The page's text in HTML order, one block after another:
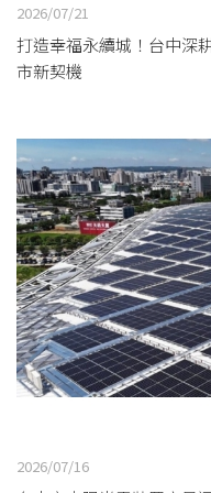
2026/07/21
打造幸福永續城！台中深
市新契機
2026/07/16